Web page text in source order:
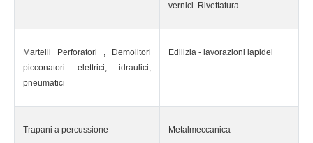
vernici. Rivettatura.
Martelli Perforatori , Demolitori
picconatori elettrici, idraulici,
pneumatici
Edilizia - lavorazioni lapidei
Trapani a percussione Metalmeccanica